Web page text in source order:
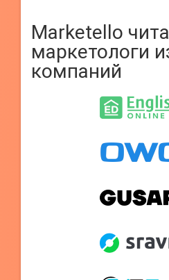
Marketello
маркетологи
компаний